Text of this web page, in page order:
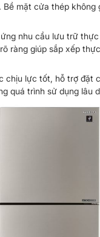
mặt cửa thép không
nhu cầu lưu trữ
ràng giúp sắp xếp
chịu lực tốt, hỗ trợ đặt
quá trình sử dụng lâu